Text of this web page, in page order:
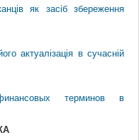
як засіб збереження
актуалізація в сучасній
терминов в